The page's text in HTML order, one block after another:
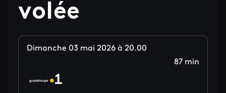
volée
Dimanche 03 mai 2026 à 20.00
87 min